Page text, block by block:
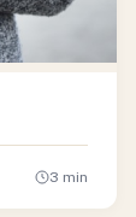
3 min